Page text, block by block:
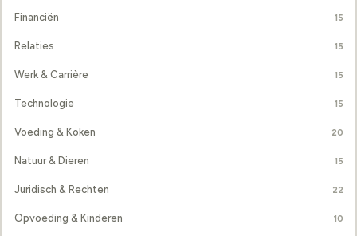
Financiën 15
Relaties 15
Werk & Carrière 15
Technologie 15
Voeding & Koken 20
Natuur & Dieren 15
Juridisch & Rechten 22
Opvoeding & Kinderen 10